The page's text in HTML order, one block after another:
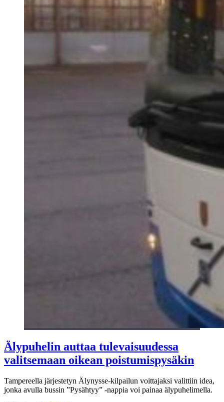
Älypuhelin auttaa tulevaisuudessa
valitsemaan oikean poistumispysäkin
Tampereella järjestetyn Älynysse-kilpailun voittajaksi valittiin idea,
jonka avulla bussin ”Pysähtyy” -nappia voi painaa älypuhelimella.